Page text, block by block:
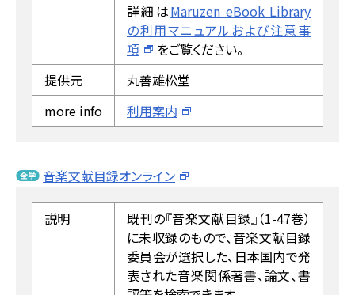
詳細はMaruzen eBook Library
の利用マニュアルおよび注意事
項
をご覧ください。
提供元
丸善雄松堂
more info
利用案内
音楽文献目録オンライン
説明
既刊の『音楽文献目録』（1-47巻）
に未収録のもので、音楽文献目録
委員会が選択した、日本国内で発
表された音楽関係著書、論文、書